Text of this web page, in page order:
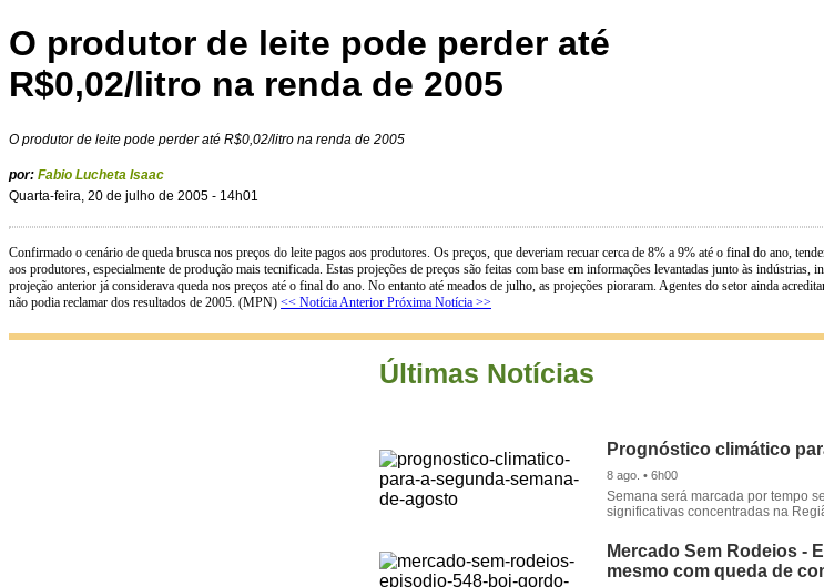
O produtor de leite pode perder até
R$0,02/litro na renda de 2005
O produtor de leite pode perder até R$0,02/litro na renda de 2005
por: Fabio Lucheta Isaac
Quarta-feira, 20 de julho de 2005 - 14h01
Confirmado o cenário de queda brusca nos preços do leite pagos aos produtores. Os preços, que deveriam recuar cerca de 8% a 9% até o final do ano,
aos produtores, especialmente de produção mais tecnificada. Estas projeções de preços são feitas com base em informações levantadas junto às
projeção anterior já considerava queda nos preços até o final do ano. No entanto até meados de julho, as projeções pioraram. Agentes do setor ainda
não podia reclamar dos resultados de 2005. (MPN) << Notícia Anterior Próxima Notícia >>
Últimas Notícias
Prognóstico climático
8 ago. • 6h00
Semana será marcada por tempo
significativas concentradas na
Mercado Sem Rodeios -
mesmo com queda de